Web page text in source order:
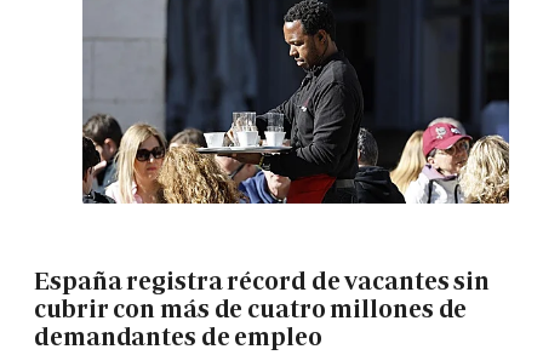
España registra récord de vacantes sin
cubrir con más de cuatro millones de
demandantes de empleo